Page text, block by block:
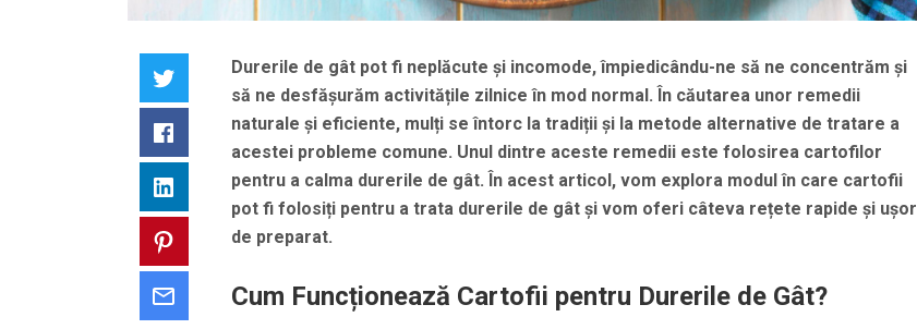
Facebook
LinkedIn
Pinterest
Durerile de gât pot fi neplăcute și incomode, împiedicându-ne să ne concentrăm și
să ne desfășurăm activitățile zilnice în mod normal. În căutarea unor remedii
naturale și eficiente, mulți se întorc la tradiții și la metode alternative de tratare a
acestei probleme comune. Unul dintre aceste remedii este folosirea cartofilor
pentru a calma durerile de gât. În acest articol, vom explora modul în care cartofii
pot fi folosiți pentru a trata durerile de gât și vom oferi câteva rețete rapide și ușor
de preparat.
Cum Funcționează Cartofii pentru Durerile de Gât?